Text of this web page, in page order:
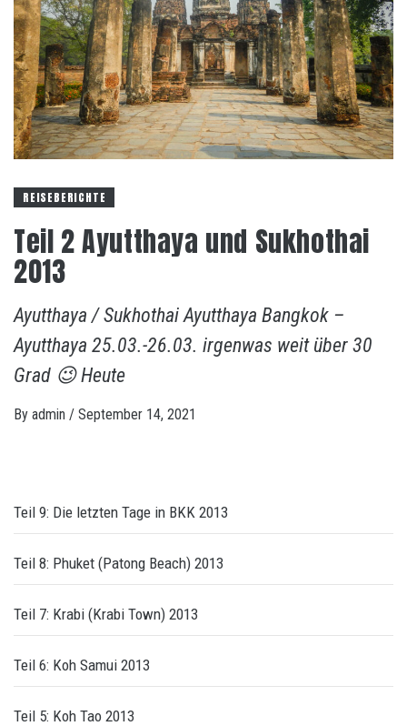
REISEBERICHTE
Teil 2 Ayutthaya und Sukhothai
2013
Ayutthaya / Sukhothai Ayutthaya Bangkok –
Ayutthaya 25.03.-26.03. irgenwas weit über 30
Grad 😉 Heute
By admin / September 14, 2021
Teil 9: Die letzten Tage in BKK 2013
Teil 8: Phuket (Patong Beach) 2013
Teil 7: Krabi (Krabi Town) 2013
Teil 6: Koh Samui 2013
Teil 5: Koh Tao 2013